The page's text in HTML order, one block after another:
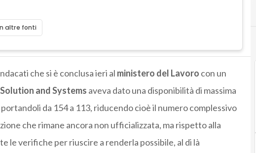
altre fonti
che si è conclusa ieri al ministero del Lavoro con un
and Systems aveva dato una disponibilità di massima
da 154 a 113, riducendo cioè il numero complessivo
che rimane ancora non ufficializzata, ma rispetto alla
le verifiche per riuscire a renderla possibile, al di là